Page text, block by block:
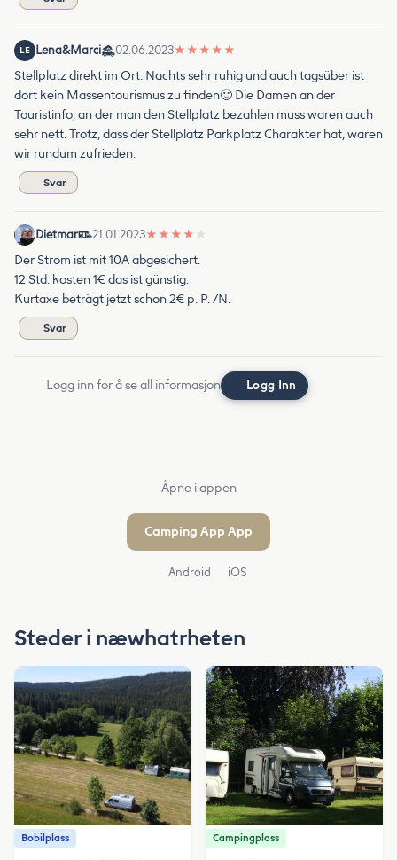
LE Lena&Marci 02.06.2023★ ★ ★ ★ ★
Stellplatz direkt im Ort. Nachts sehr ruhig und auch tagsüber ist
dort kein Massentourismus zu finden🙂 Die Damen an der
Touristinfo, an der man den Stellplatz bezahlen muss waren auch
sehr nett. Trotz, dass der Stellplatz Parkplatz Charakter hat, waren
wir rundum zufrieden.
Svar
Dietmar 21.01.2023★ ★ ★ ★ ★
Der Strom ist mit 10A abgesichert.
12 Std. kosten 1€ das ist günstig.
Kurtaxe beträgt jetzt schon 2€ p. P. /N.
Svar
Logg inn for å se all informasjon Logg Inn
Åpne i appen
Camping App App
Android iOS
Steder i næwhatrheten
Bobilplass Campingplass